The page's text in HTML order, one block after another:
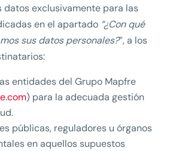
datos exclusivamente para las
en el apartado “¿Con qué
sus datos personales?”, a los
entidades del Grupo Mapfre
) para la adecuada gestión
públicas, reguladores u órganos
en aquellos supuestos